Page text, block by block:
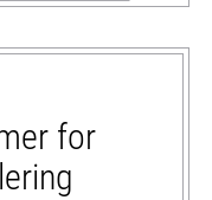
for